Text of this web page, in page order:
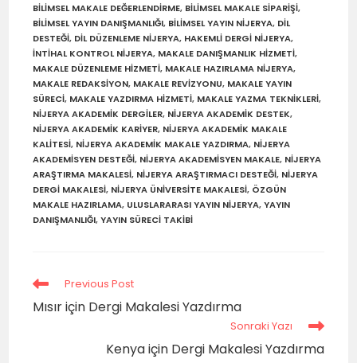
BILIMSEL MAKALE DEĞERLENDIRME, BILIMSEL MAKALE SIPARIŞI,
BILIMSEL YAYIN DANIŞMANLIĞI, BILIMSEL YAYIN NIJERYA, DIL
DESTEĞI, DIL DÜZENLEME NIJERYA, HAKEMLI DERGI NIJERYA,
INTIHAL KONTROL NIJERYA, MAKALE DANIŞMANLIK HIZMETI,
MAKALE DÜZENLEME HIZMETI, MAKALE HAZIRLAMA NIJERYA,
MAKALE REDAKSIYON, MAKALE REVIZYONU, MAKALE YAYIN
SÜRECI, MAKALE YAZDIRMA HIZMETI, MAKALE YAZMA TEKNIKLERI,
NIJERYA AKADEMIK DERGILER, NIJERYA AKADEMIK DESTEK,
NIJERYA AKADEMIK KARIYER, NIJERYA AKADEMIK MAKALE
KALITESI, NIJERYA AKADEMIK MAKALE YAZDIRMA, NIJERYA
AKADEMISYEN DESTEĞI, NIJERYA AKADEMISYEN MAKALE, NIJERYA
ARAŞTIRMA MAKALESI, NIJERYA ARAŞTIRMACI DESTEĞI, NIJERYA
DERGI MAKALESI, NIJERYA ÜNIVERSITE MAKALESI, ÖZGÜN
MAKALE HAZIRLAMA, ULUSLARARASI YAYIN NIJERYA, YAYIN
DANIŞMANLIĞI, YAYIN SÜRECI TAKIBI
Previous Post
Mısır için Dergi Makalesi Yazdırma
Sonraki Yazı
Kenya için Dergi Makalesi Yazdırma